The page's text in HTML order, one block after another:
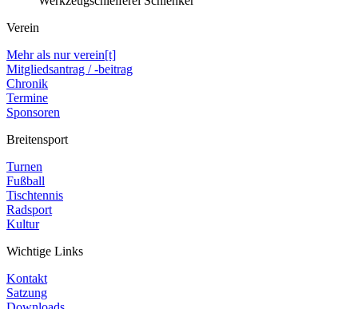
Verein
Mehr als nur verein[t]
Mitgliedsantrag / -beitrag
Chronik
Termine
Sponsoren
Breitensport
Turnen
Fußball
Tischtennis
Radsport
Kultur
Wichtige Links
Kontakt
Satzung